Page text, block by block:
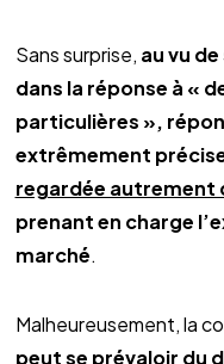
Sans surprise, au vu
dans la réponse à «
particulières »,
extrêmement
regardée autrement
prenant en charge
marché.
Malheureusement, la
peut se prévaloir du